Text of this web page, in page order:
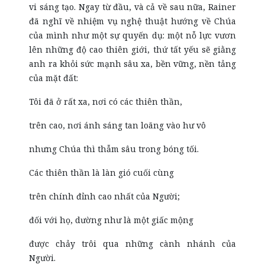
vi sáng tạo. Ngay từ đầu, và cả về sau nữa, Rainer
đã nghĩ về nhiệm vụ nghệ thuật hướng về Chúa
của mình như một sự quyến dụ: một nỗ lực vươn
lên những độ cao thiên giới, thứ tất yếu sẽ giằng
anh ra khỏi sức mạnh sâu xa, bền vững, nền tảng
của mặt đất:
Tôi đã ở rất xa, nơi có các thiên thần,
trên cao, nơi ánh sáng tan loãng vào hư vô
nhưng Chúa thì thẫm sâu trong bóng tối.
Các thiên thần là làn gió cuối cùng
trên chính đỉnh cao nhất của Người;
đối với họ, dường như là một giấc mộng
được chảy trôi qua những cành nhánh của
Người.